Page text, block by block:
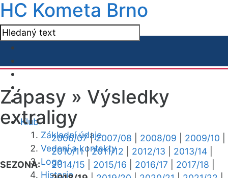
HC Kometa Brno
Klub
Základní údaje
Vedení a kontakty
Logo
Historie
Zápasy » Výsledky
extraligy
SEZONA:
2006/07|2007/08 2008/09 2009/10
2010/11|2011/12 2012/13 2013/14
2014/15
2015/16 2016/17 2017/18